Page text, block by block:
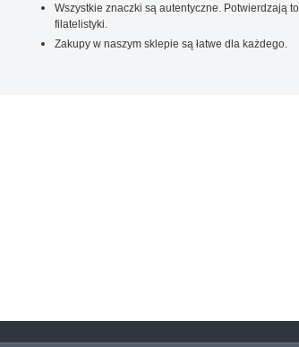
Wszystkie znaczki są autentyczne. Potwierdzają
filatelistyki.
Zakupy w naszym sklepie są łatwe dla każdego.